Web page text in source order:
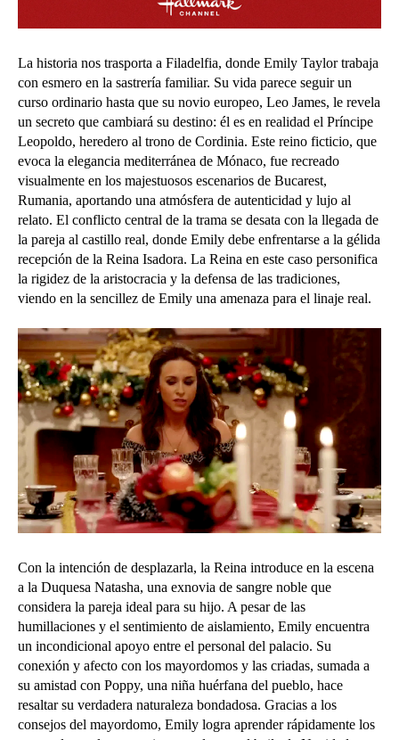
La historia nos trasporta a Filadelfia, donde Emily Taylor trabaja
con esmero en la sastrería familiar. Su vida parece seguir un
curso ordinario hasta que su novio europeo, Leo James, le revela
un secreto que cambiará su destino: él es en realidad el Príncipe
Leopoldo, heredero al trono de Cordinia. Este reino ficticio, que
evoca la elegancia mediterránea de Mónaco, fue recreado
visualmente en los majestuosos escenarios de Bucarest,
Rumania, aportando una atmósfera de autenticidad y lujo al
relato. El conflicto central de la trama se desata con la llegada de
la pareja al castillo real, donde Emily debe enfrentarse a la gélida
recepción de la Reina Isadora. La Reina en este caso personifica
la rigidez de la aristocracia y la defensa de las tradiciones,
viendo en la sencillez de Emily una amenaza para el linaje real.
Con la intención de desplazarla, la Reina introduce en la escena
a la Duquesa Natasha, una exnovia de sangre noble que
considera la pareja ideal para su hijo. A pesar de las
humillaciones y el sentimiento de aislamiento, Emily encuentra
un incondicional apoyo entre el personal del palacio. Su
conexión y afecto con los mayordomos y las criadas, sumada a
su amistad con Poppy, una niña huérfana del pueblo, hace
resaltar su verdadera naturaleza bondadosa. Gracias a los
consejos del mayordomo, Emily logra aprender rápidamente los